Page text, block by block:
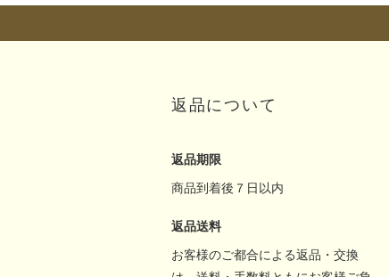
返品について
返品期限
商品到着後７日以内
返品送料
お客様のご都合による返品・交換